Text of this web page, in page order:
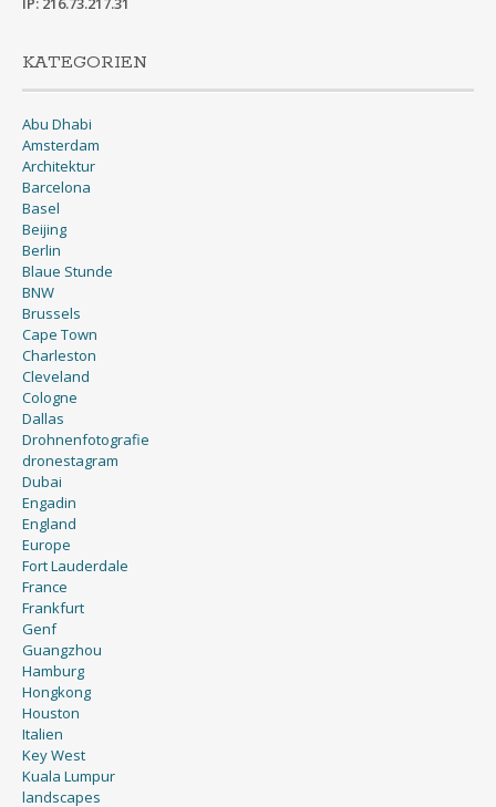
KATEGORIEN
Abu Dhabi
Amsterdam
Architektur
Barcelona
Basel
Beijing
Berlin
Blaue Stunde
BNW
Brussels
Cape Town
Charleston
Cleveland
Cologne
Dallas
Drohnenfotografie
dronestagram
Dubai
Engadin
England
Europe
Fort Lauderdale
France
Frankfurt
Genf
Guangzhou
Hamburg
Hongkong
Houston
Italien
Key West
Kuala Lumpur
landscapes